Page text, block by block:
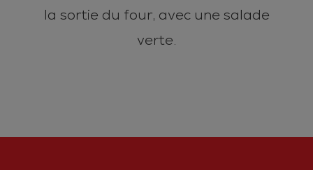
la sortie du four, avec une salade
verte.